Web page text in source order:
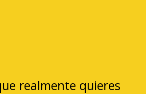
realmente quieres